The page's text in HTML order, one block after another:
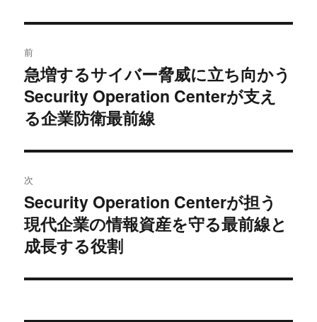
稿
ナ
ビ
ゲ
ー
シ
ョ
ン
前
前
の
投
急増するサイバー脅威に立ち向かう
Security Operation Centerが支え
る企業防衛最前線
次
次
の
投
Security Operation Centerが担う
現代企業の情報資産を守る最前線と
成長する役割